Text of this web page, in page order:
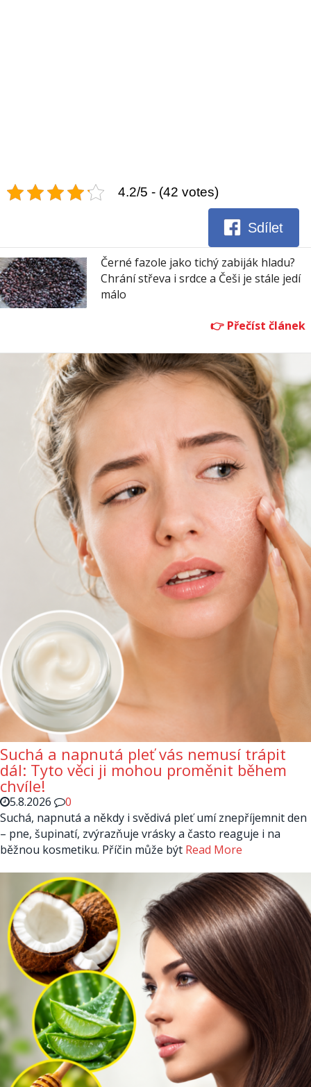
4.2/5 - (42 votes)
Sdílet
Černé fazole jako tichý zabiják hladu?
Chrání střeva i srdce a Češi je stále jedí
málo
Suchá a napnutá pleť vás nemusí trápit
dál: Tyto věci ji mohou proměnit během
chvíle!
5.8.2026
0
Suchá, napnutá a někdy i svědivá pleť umí znepříjemnit den
– pne, šupinatí, zvýrazňuje vrásky a často reaguje i na
běžnou kosmetiku. Příčin může být Read More